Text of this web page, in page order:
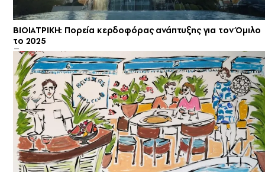
ΒΙΟΙΑΤΡΙΚΗ: Πορεία κερδοφόρας ανάπτυξης για τον Όμιλο
το 2025